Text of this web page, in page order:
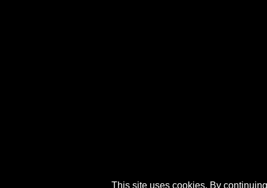
This site uses cookies. By